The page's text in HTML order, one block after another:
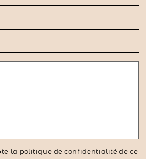
la politique de confidentialité de ce